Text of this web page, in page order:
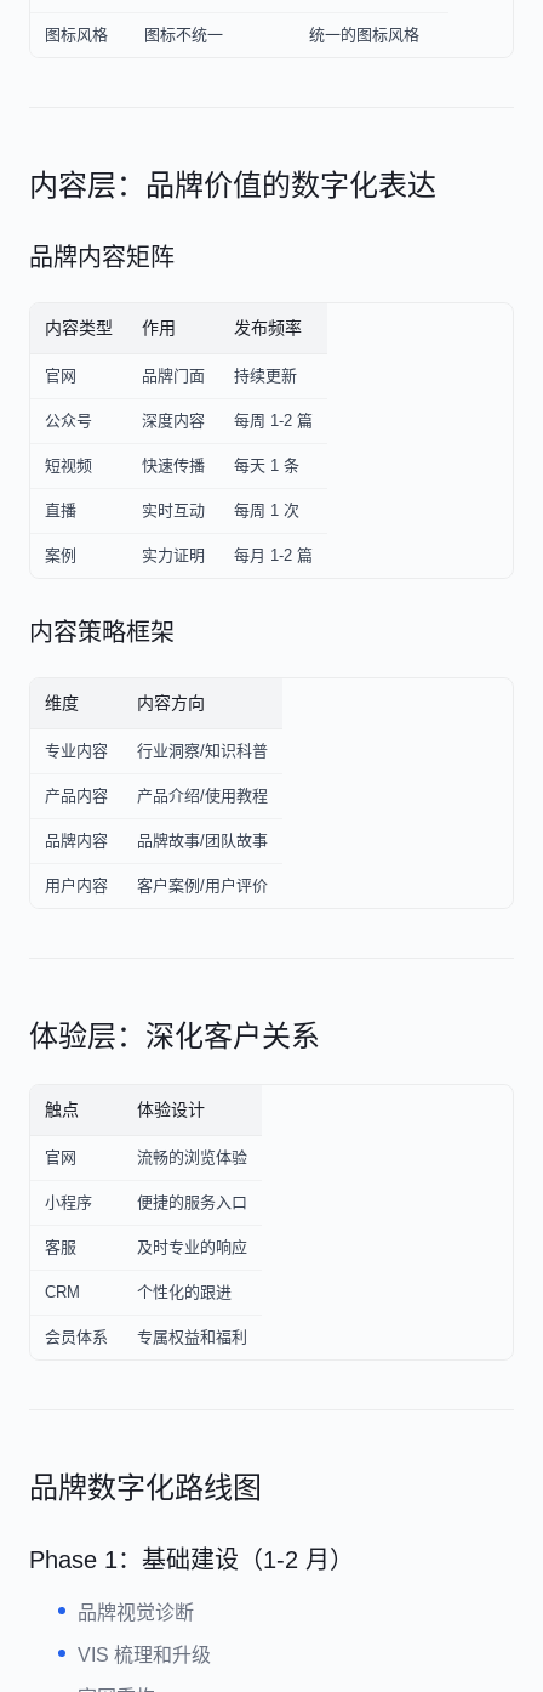
图标风格 图标不统一 统一的图标风格
内容层：品牌价值的数字化表达
品牌内容矩阵
内容类型 作用 发布频率
官网 品牌门面 持续更新
公众号 深度内容 每周 1-2 篇
短视频 快速传播 每天 1 条
直播 实时互动 每周 1 次
案例 实力证明 每月 1-2 篇
内容策略框架
维度 内容方向
专业内容 行业洞察/知识科普
产品内容 产品介绍/使用教程
品牌内容 品牌故事/团队故事
用户内容 客户案例/用户评价
体验层：深化客户关系
触点 体验设计
官网 流畅的浏览体验
小程序 便捷的服务入口
客服 及时专业的响应
CRM 个性化的跟进
会员体系 专属权益和福利
品牌数字化路线图
Phase 1：基础建设（1-2 月）
品牌视觉诊断
VIS 梳理和升级